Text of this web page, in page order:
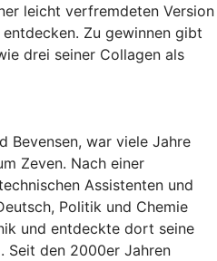
leicht verfremdeten Version
Zu gewinnen gibt
drei seiner Collagen als
Bevensen, war viele Jahre
Zeven. Nach einer
Assistenten und
Politik und Chemie
und entdeckte dort seine
Seit den 2000er Jahren